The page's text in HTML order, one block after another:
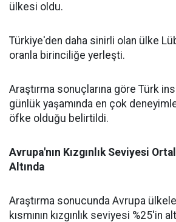
ülkesi oldu.
Türkiye'den daha sinirli olan ülke
oranla birinciliğe yerleşti.
Araştırma sonuçlarına göre Türk
günlük yaşamında en çok
öfke olduğu belirtildi.
Avrupa'nın Kızgınlık Seviyesi
Altında
Araştırma sonucunda Avrupa
kısmının kızgınlık seviyesi %25'in